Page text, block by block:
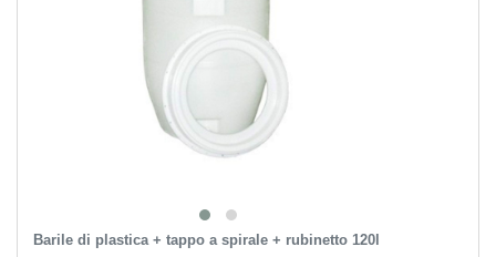
Barile di plastica + tappo a spirale + rubinetto 120l